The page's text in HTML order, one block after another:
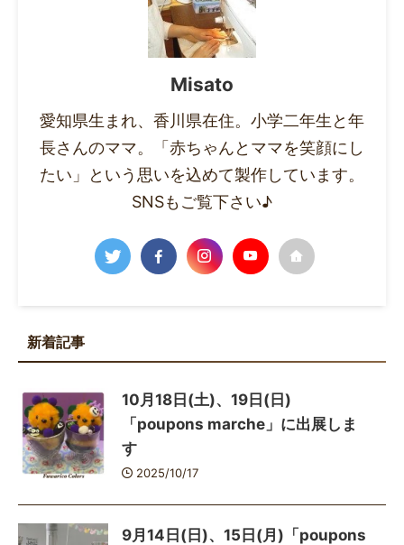
Misato
愛知県生まれ、香川県在住。小学二年生と年
長さんのママ。「赤ちゃんとママを笑顔にし
たい」という思いを込めて製作しています。
SNSもご覧下さい♪
新着記事
10月18日(土)、19日(日)
「poupons marche」に出展しま
す
2025/10/17
9月14日(日)、15日(月)「poupons